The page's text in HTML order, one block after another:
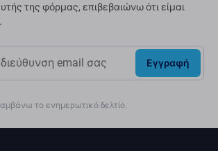
της φόρμας, επιβεβαιώνω ότι είμαι
Εγγραφή
το ενημερωτικό δελτίο.